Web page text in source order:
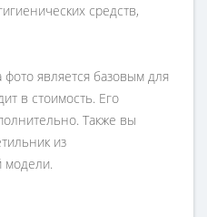
средств,
является базовым для
в стоимость. Его
Также вы
из
модели.